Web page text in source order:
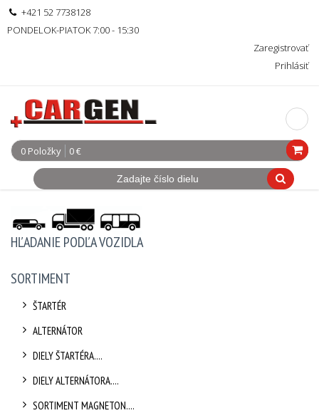
+421 52 7738128
PONDELOK-PIATOK 7:00 - 15:30
Zaregistrovať
Prihlásiť
0 Položky 0 €
HĽADANIE PODĽA VOZIDLA
SORTIMENT
ŠTARTÉR
ALTERNÁTOR
DIELY ŠTARTÉRA....
DIELY ALTERNÁTORA....
SORTIMENT MAGNETON....